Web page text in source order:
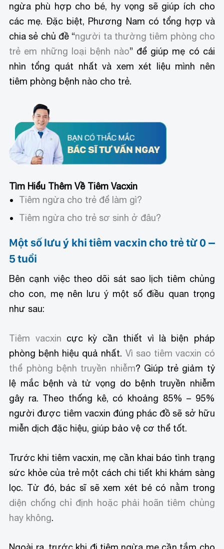
ngừa phù hợp cho bé, hy vọng sẽ giúp ích cho
các mẹ. Đặc biệt, Phương Nam có tổng hợp và
chia sẻ chủ đề “người ta thường tiêm phòng cho
trẻ em những loại bệnh nào” để giúp mẹ có cái
nhìn tổng quát nhất và xem xét liệu mình nên
tiêm phòng bệnh nào cho trẻ.
Tìm Hiểu Thêm Về Tiêm Vacxin
Tiêm ngừa cho trẻ để làm gì?
Tiêm ngừa cho trẻ sơ sinh ở đâu?
Một số lưu ý khi tiêm vacxin cho trẻ từ 0 –
5 tuổi
Bên cạnh việc theo dõi sát sao lịch tiêm chủng
cho con, mẹ nên lưu ý một số điều quan trọng
như sau:
Tiêm vacxin cực kỳ cần thiết vì là biện pháp
phòng bệnh hiệu quả nhất. Vì sao tiêm vacxin có
thể phòng bệnh truyền nhiễm? Giúp trẻ giảm tỷ
lệ mắc bệnh và tử vọng do bệnh truyền nhiễm
gây ra. Theo thống kê, có khoảng 85% – 95%
người được tiêm vacxin đúng phác đồ sẽ sở hữu
miễn dịch đặc hiệu, giúp bảo vệ cơ thể tốt.
Trước khi tiêm vacxin, mẹ cần khai báo tình trạng
sức khỏe của trẻ một cách chi tiết khi khám sàng
lọc. Từ đó, bác sĩ sẽ xem xét bé có nằm trong
diện chống chỉ định hoặc phải hoãn tiêm chủng
hay không.